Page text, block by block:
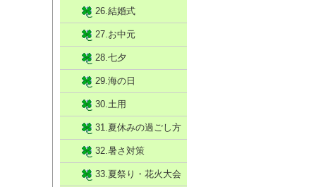
26.結婚式
27.お中元
28.七夕
29.海の日
30.土用
31.夏休みの過ごし方
32.暑さ対策
33.夏祭り・花火大会